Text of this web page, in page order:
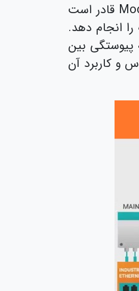
این کارت برخلاف رله‌های سنتی که صرفاً عملکردی مکانیکی داشتند، به کمک پروتکل استاندارد Modbus RTU یا Modbus TCP قادر است
انجام دهد.
پیوستگی بین
و کاربرد آن